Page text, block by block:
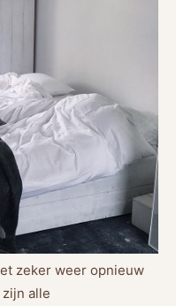
zeker weer opnieuw
alle